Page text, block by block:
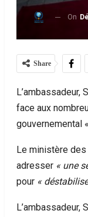
On
Share
face aux
gouvernemental
Le ministère
adresser « une
pour «
L’ambassadeur,
Violence
Anodin